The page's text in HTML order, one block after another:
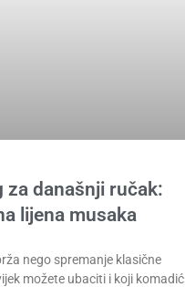
za današnji ručak:
lijena musaka
nego spremanje klasične
možete ubaciti i koji komadić